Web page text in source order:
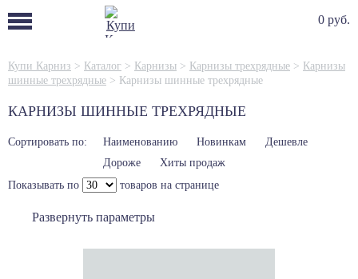
0 руб.
Купи Карниз > Каталог > Карнизы > Карнизы трехрядные > Карнизы
шинные трехрядные > Карнизы шинные трехрядные
КАРНИЗЫ ШИННЫЕ ТРЕХРЯДНЫЕ
Сортировать по: Наименованию Новинкам
Дешевле
Дороже
Хиты продаж
Показывать по
товаров на странице
Развернуть параметры